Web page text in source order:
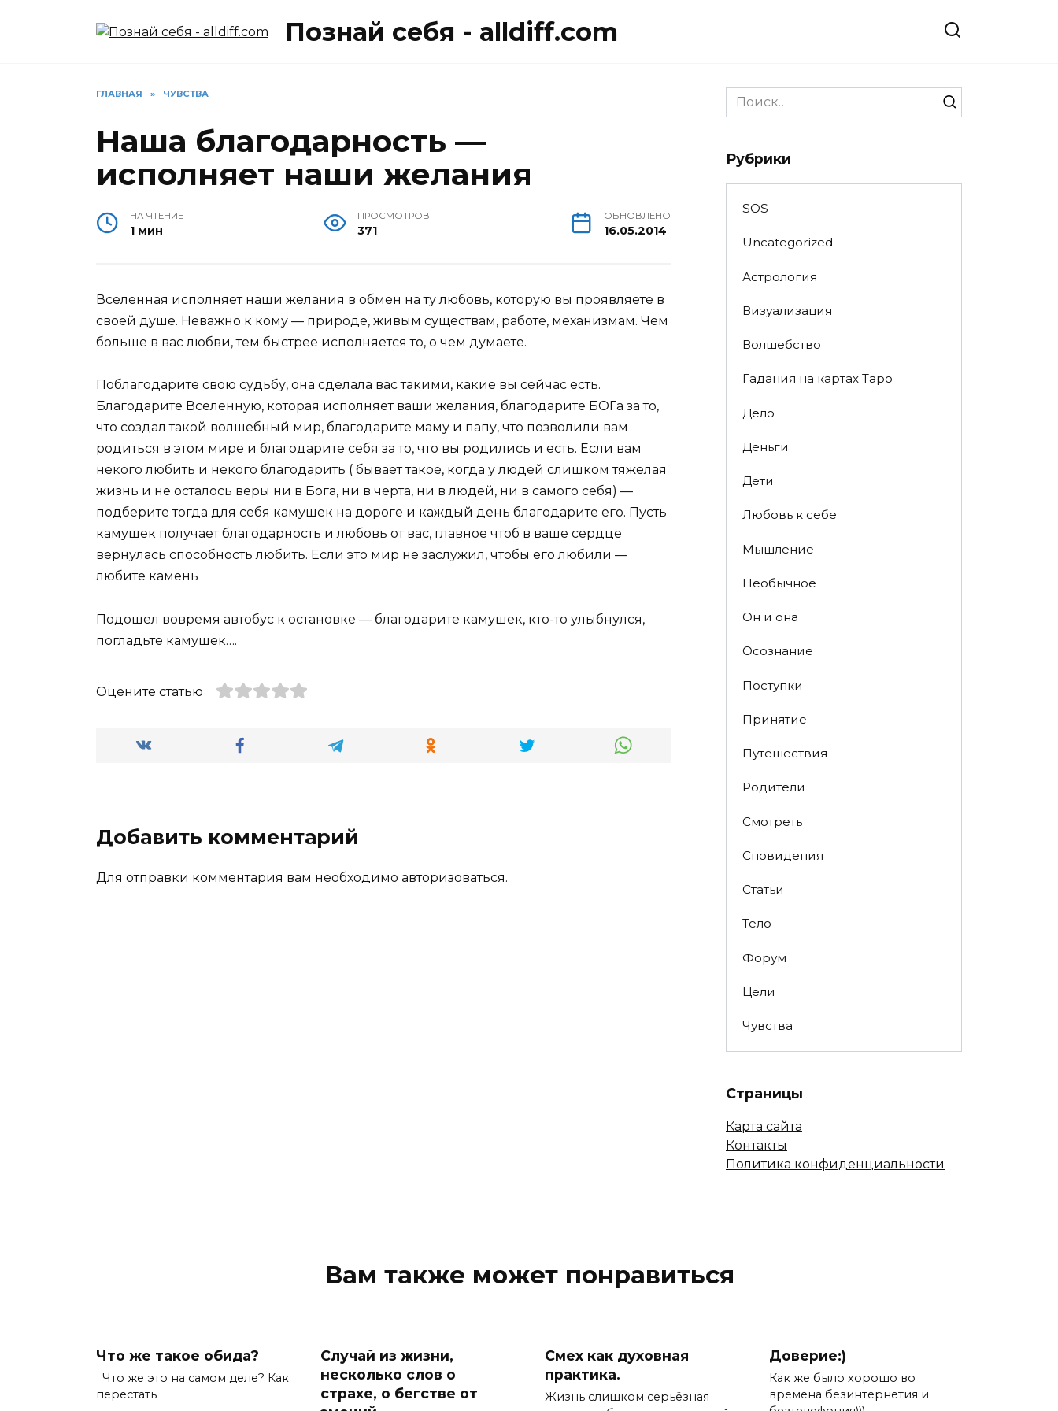
Познай себя - alldiff.com
ГЛАВНАЯ » ЧУВСТВА
Наша благодарность —
исполняет наши желания
НА ЧТЕНИЕ
1 мин
ПРОСМОТРОВ
371
ОБНОВЛЕНО
16.05.2014
Вселенная исполняет наши желания в обмен на ту любовь, которую вы проявляете в
своей душе. Неважно к кому — природе, живым существам, работе, механизмам. Чем
больше в вас любви, тем быстрее исполняется то, о чем думаете.
Поблагодарите свою судьбу, она сделала вас такими, какие вы сейчас есть.
Благодарите Вселенную, которая исполняет ваши желания, благодарите БОГа за то,
что создал такой волшебный мир, благодарите маму и папу, что позволили вам
родиться в этом мире и благодарите себя за то, что вы родились и есть. Если вам
некого любить и некого благодарить ( бывает такое, когда у людей слишком тяжелая
жизнь и не осталось веры ни в Бога, ни в черта, ни в людей, ни в самого себя) —
подберите тогда для себя камушек на дороге и каждый день благодарите его. Пусть
камушек получает благодарность и любовь от вас, главное чтоб в ваше сердце
вернулась способность любить. Если это мир не заслужил, чтобы его любили —
любите камень
Подошел вовремя автобус к остановке — благодарите камушек, кто-то улыбнулся,
погладьте камушек….
Оцените статью
Добавить комментарий
Для отправки комментария вам необходимо авторизоваться.
Search
for:
Рубрики
SOS
Uncategorized
Астрология
Визуализация
Волшебство
Гадания на картах Таро
Дело
Деньги
Дети
Любовь к себе
Мышление
Необычное
Он и она
Осознание
Поступки
Принятие
Путешествия
Родители
Смотреть
Сновидения
Статьи
Тело
Форум
Цели
Чувства
Страницы
Карта сайта
Контакты
Политика конфиденциальности
Вам также может понравиться
Что же такое обида?
Что же это на самом деле? Как
перестать
Случай из жизни,
несколько слов о
страхе, о бегстве от
Смех как духовная
практика.
Жизнь слишком серьёзная
Доверие:)
Как же было хорошо во
времена безинтернетия и